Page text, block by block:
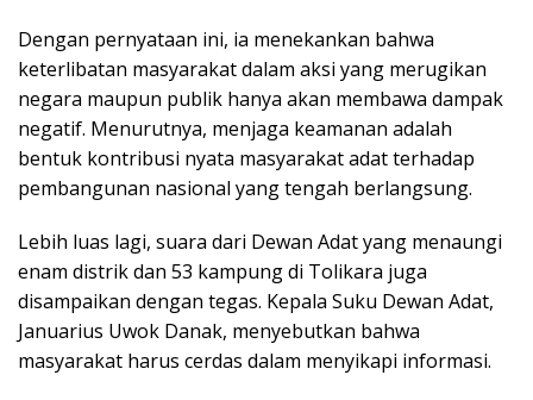
Dengan pernyataan ini, ia menekankan bahwa
keterlibatan masyarakat dalam aksi yang merugikan
negara maupun publik hanya akan membawa dampak
negatif. Menurutnya, menjaga keamanan adalah
bentuk kontribusi nyata masyarakat adat terhadap
pembangunan nasional yang tengah berlangsung.
Lebih luas lagi, suara dari Dewan Adat yang menaungi
enam distrik dan 53 kampung di Tolikara juga
disampaikan dengan tegas. Kepala Suku Dewan Adat,
Januarius Uwok Danak, menyebutkan bahwa
masyarakat harus cerdas dalam menyikapi informasi.